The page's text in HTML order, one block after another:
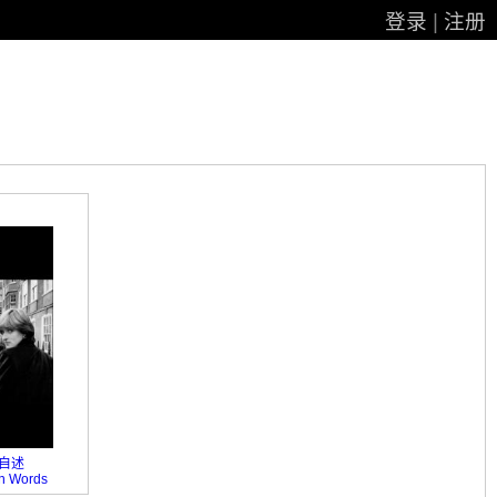
登录 注册
述
Words